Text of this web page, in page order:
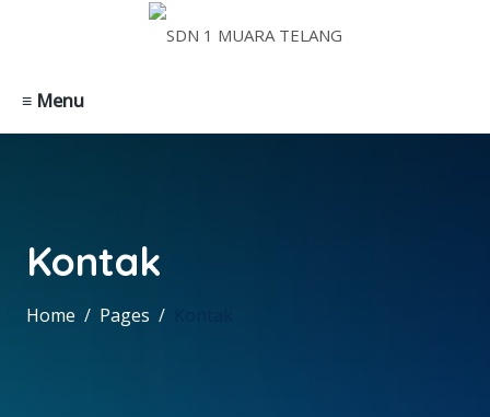
≡ Menu
Kontak
Home Pages